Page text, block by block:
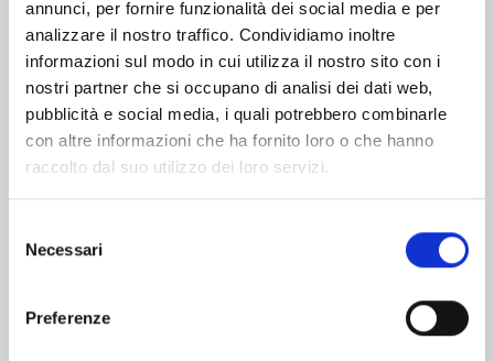
annunci, per fornire funzionalità dei social media e per
analizzare il nostro traffico. Condividiamo inoltre
informazioni sul modo in cui utilizza il nostro sito con i
nostri partner che si occupano di analisi dei dati web,
pubblicità e social media, i quali potrebbero combinarle
con altre informazioni che ha fornito loro o che hanno
raccolto dal suo utilizzo dei loro servizi.
delNecessari
Preferenze
Altri volumi della serie